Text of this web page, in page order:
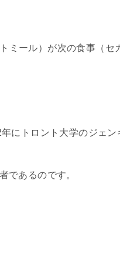
ミール）が次の食事（
にトロント大学のジェン
であるのです。